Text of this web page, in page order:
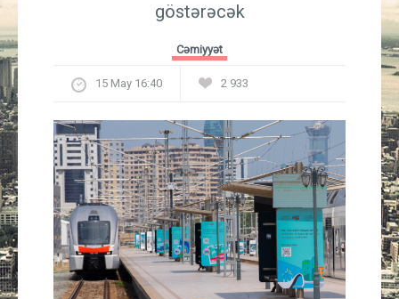
Güney Azərbaycan
Mədəniyyət
Müsahibə
İdman
Layihə
göstərəcək
Cəmiyyət
15 May 16:40 2 933